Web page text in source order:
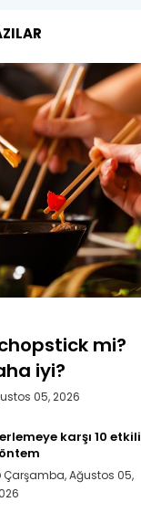
mi?
iyi?
05, 2026
karşı 10 etkili
Çarşamba, Ağustos 05,